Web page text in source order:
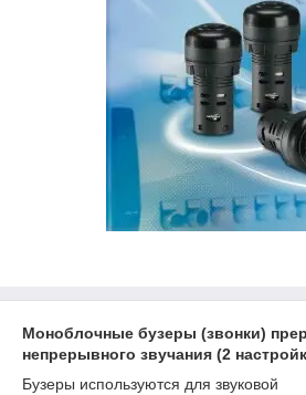
Моноблочные бузеры (звонки)
непрерывного звучания (2
Бузеры используются для звуковой